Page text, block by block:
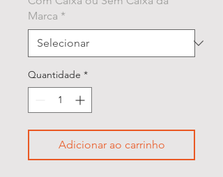
Marca *
Quantidade *
Adicionar ao carrinho